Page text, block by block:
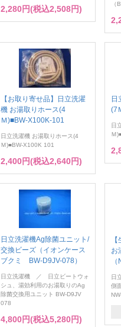
2,280円(税込2,508円)
（
【お取り寄せ品】日立洗濯
機 お湯取りホース(4
Ｍ)■BW-X100K-101
日立洗濯機 お湯取りホース(4
Ｍ)■BW-X100K 101
2,400円(税込2,640円)
日
(7
日
Ｍ
日立洗濯機Ag除菌ユニット/
交換ビーズ（イオンケース
ブクミ BW-D9JV-078）
日立洗濯機 ／ 日立ビートウォ
シュ、湯効利用のお湯取りのAg
除菌交換用ユニット BW-D9JV
078
4,800円(税込5,280円)
お
日
側